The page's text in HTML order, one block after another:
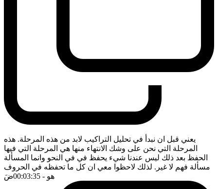
يعني قبل ان نبدأ في تحليل التراكيب لابد من هذه المرحلة. هذه
المرحلة التي نحن على وشك الانتهاء منها هي المرحلة التي فيها
الحفظ بعد ذلك ليس عندنا شيء يحفظ في في النحو وانما المسألة
مسألة فهم لا غير. لذلك لاحظوا معي ان كل ما تحفظه في الحروف
هو - 00:03:35 ضَ